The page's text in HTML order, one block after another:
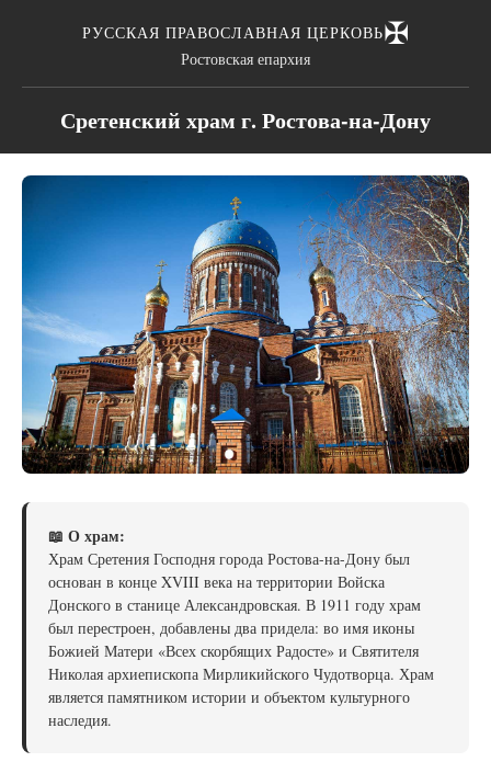
РУССКАЯ ПРАВОСЛАВНАЯ ЦЕРКОВЬ✠
Ростовская епархия
Сретенский храм г. Ростова-на-Дону
📖 О храм:
Храм Сретения Господня города Ростова-на-Дону был
основан в конце XVIII века на территории Войска
Донского в станице Александровская. В 1911 году храм
был перестроен, добавлены два придела: во имя иконы
Божией Матери «Всех скорбящих Радосте» и Святителя
Николая архиепископа Мирликийского Чудотворца. Храм
является памятником истории и объектом культурного
наследия.